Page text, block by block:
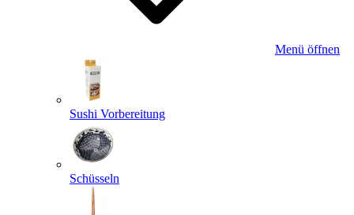
Menü öffnen
Sushi Vorbereitung
Schüsseln